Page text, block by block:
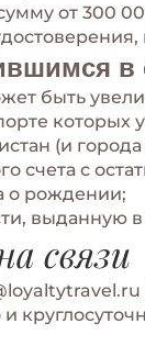
от 300
в
быть
которых
(и
счета с
о рождении;
выданную в
связи